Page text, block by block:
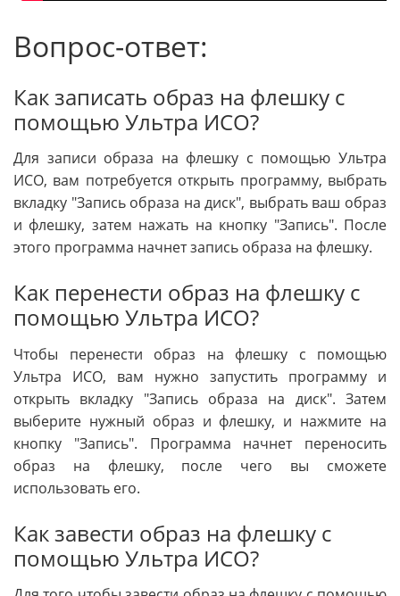
Вопрос-ответ:
Как записать образ на флешку с
помощью Ультра ИСО?
Для записи образа на флешку с помощью Ультра
ИСО, вам потребуется открыть программу, выбрать
вкладку "Запись образа на диск", выбрать ваш образ
и флешку, затем нажать на кнопку "Запись". После
этого программа начнет запись образа на флешку.
Как перенести образ на флешку с
помощью Ультра ИСО?
Чтобы перенести образ на флешку с помощью
Ультра ИСО, вам нужно запустить программу и
открыть вкладку "Запись образа на диск". Затем
выберите нужный образ и флешку, и нажмите на
кнопку "Запись". Программа начнет переносить
образ на флешку, после чего вы сможете
использовать его.
Как завести образ на флешку с
помощью Ультра ИСО?